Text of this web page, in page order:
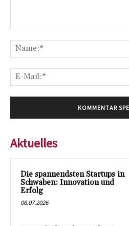
Aktuelles
Die spannendsten Startups in
Schwaben: Innovation und
Erfolg
06.07.2026